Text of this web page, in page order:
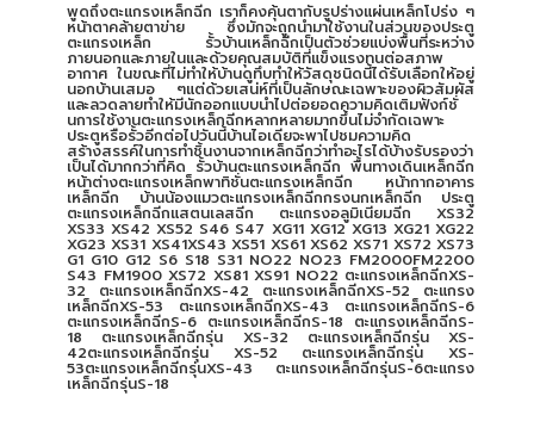
พูดถึงตะแกรงเหล็กฉีก เราก็คงคุ้นตากับรูปร่างแผ่นเหล็กโปร่ง ๆ
หน้าตาคล้ายตาข่าย ซึ่งมักจะถูกนำมาใช้งานในส่วนของประตู
ตะแกรงเหล็ก รั้วบ้านเหล็กฉีกเป็นตัวช่วยแบ่งพื้นที่ระหว่าง
ภายนอกและภายในและด้วยคุณสมบัติที่แข็งแรงทนต่อสภาพ
อากาศ ในขณะที่ไม่ทำให้บ้านดูทึบทำให้วัสดุชนิดนี้ได้รับเลือกให้อยู่
นอกบ้านเสมอ ๆแต่ด้วยเสน่ห์ที่เป็นลักษณะเฉพาะของผิวสัมผัส
และลวดลายทำให้มีนักออกแบบนำไปต่อยอดความคิดเติมฟังก์ชั่
นการใช้งานตะแกรงเหล็กฉีกหลากหลายมากขึ้นไม่จำกัดเฉพาะ
ประตูหรือรั้วอีกต่อไปวันนี้บ้านไอเดียจะพาไปชมความคิด
สร้างสรรค์ในการทำชิ้นงานจากเหล็กฉีกว่าทำอะไรได้บ้างรับรองว่า
เป็นได้มากกว่าที่คิด รั้วบ้านตะแกรงเหล็กฉีก พื้นทางเดินเหล็กฉีก
หน้าต่างตะแกรงเหล็กพาทิชั่นตะแกรงเหล็กฉีก หน้ากากอาคาร
เหล็กฉีก บ้านน้องแมวตะแกรงเหล็กฉีกกรงนกเหล็กฉีก ประตู
ตะแกรงเหล็กฉีกแสตนเลสฉีก ตะแกรงอลูมิเนียมฉีก XS32
XS33 XS42 XS52 S46 S47 XG11 XG12 XG13 XG21 XG22
XG23 XS31 XS41XS43 XS51 XS61 XS62 XS71 XS72 XS73
G1 G10 G12 S6 S18 S31 NO22 NO23 FM2000FM2200
S43 FM1900 XS72 XS81 XS91 NO22 ตะแกรงเหล็กฉีกXS-
32 ตะแกรงเหล็กฉีกXS-42 ตะแกรงเหล็กฉีกXS-52 ตะแกรง
เหล็กฉีกXS-53 ตะแกรงเหล็กฉีกXS-43 ตะแกรงเหล็กฉีกS-6
ตะแกรงเหล็กฉีกS-6 ตะแกรงเหล็กฉีกS-18 ตะแกรงเหล็กฉีกS-
18 ตะแกรงเหล็กฉีกรุ่น XS-32 ตะแกรงเหล็กฉีกรุ่น XS-
42ตะแกรงเหล็กฉีกรุ่น XS-52 ตะแกรงเหล็กฉีกรุ่น XS-
53ตะแกรงเหล็กฉีกรุ่นXS-43 ตะแกรงเหล็กฉีกรุ่นS-6ตะแกรง
เหล็กฉีกรุ่นS-18